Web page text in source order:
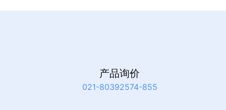
产品询价
021-80392574-855